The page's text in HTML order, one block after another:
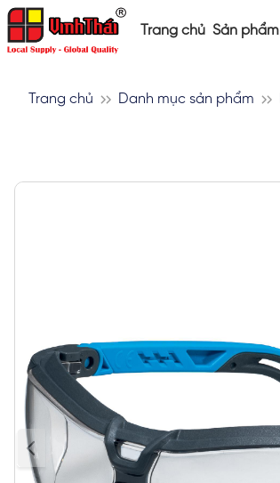
Trang chủ Sản phẩm
Trang chủ Danh mục sản phẩm